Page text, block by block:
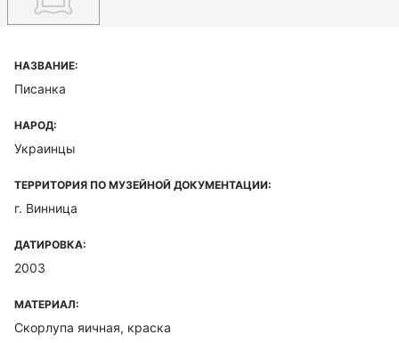
НАЗВАНИЕ:
Писанка
НАРОД:
Украинцы
ТЕРРИТОРИЯ ПО МУЗЕЙНОЙ ДОКУМЕНТАЦИИ:
г. Винница
ДАТИРОВКА:
2003
МАТЕРИАЛ:
Скорлупа яичная, краска